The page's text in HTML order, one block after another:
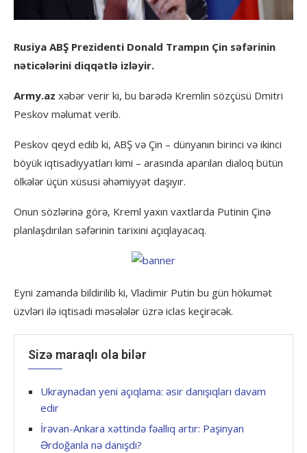
Rusiya ABŞ Prezidenti Donald Trampın Çin səfərinin
nəticələrini diqqətlə izləyir.
Army.az xəbər verir ki, bu barədə Kremlin sözçüsü Dmitri
Peskov məlumat verib.
Peskov qeyd edib ki, ABŞ və Çin – dünyanın birinci və ikinci
böyük iqtisadiyyatları kimi – arasında aparılan dialoq bütün
ölkələr üçün xüsusi əhəmiyyət daşıyır.
Onun sözlərinə görə, Kreml yaxın vaxtlarda Putinin Çinə
planlaşdırılan səfərinin tarixini açıqlayacaq.
Eyni zamanda bildirilib ki, Vladimir Putin bu gün hökumət
üzvləri ilə iqtisadi məsələlər üzrə iclas keçirəcək.
Sizə maraqlı ola bilər
Ukraynadan yeni açıqlama: əsir danışıqları davam
edir
İrəvan-Ankara xəttində fəallıq artır: Paşinyan
Ərdoğanla nə danışdı?